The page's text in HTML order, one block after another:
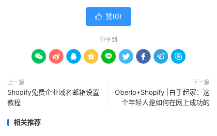
 赞(0)
分享到
        
上一篇
Shopify免费企业域名邮箱设置
教程
下一篇
Oberlo+Shopify |白手起家：这
个年轻人是如何在网上成功的
相关推荐